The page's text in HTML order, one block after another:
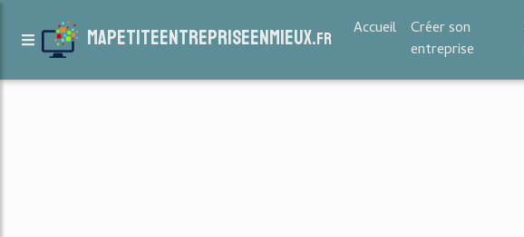
mapetiteentrepriseenmieux.fr Accueil
Créer son
entreprise